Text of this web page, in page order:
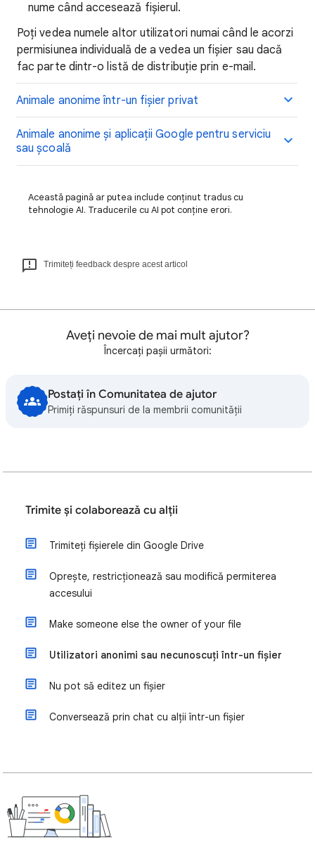
nume când accesează fișierul.
Poți vedea numele altor utilizatori numai când le acorzi
permisiunea individuală de a vedea un fișier sau dacă
fac parte dintr-o listă de distribuție prin e-mail.
Animale anonime într-un fișier privat
Animale anonime și aplicații Google pentru serviciu
sau școală
Această pagină ar putea include conținut tradus cu
tehnologie AI. Traducerile cu AI pot conține erori.
Trimiteți feedback despre acest articol
Aveți nevoie de mai mult ajutor?
Încercați pașii următori:
Postați în Comunitatea de ajutor
Primiți răspunsuri de la membrii comunității
Trimite și colaborează cu alții
Trimiteți fișierele din Google Drive
Oprește, restricționează sau modifică permiterea
accesului
Make someone else the owner of your file
Utilizatori anonimi sau necunoscuți într-un fișier
Nu pot să editez un fișier
Conversează prin chat cu alții într-un fișier